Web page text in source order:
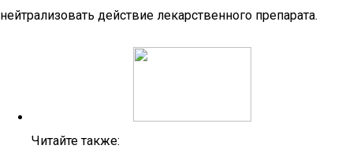
нейтрализовать действие лекарственного препарата.
Читайте также: